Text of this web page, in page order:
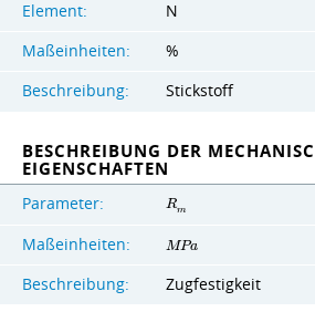
Element:
N
Maßeinheiten:
%
Beschreibung:
Stickstoff
BESCHREIBUNG DER
EIGENSCHAFTEN
Parameter: Rm
Maßeinheiten: MPa
Beschreibung:
Zugfestigkeit